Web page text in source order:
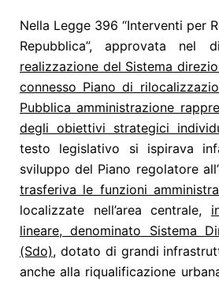
Nella Legge 396 “Interventi per
Repubblica”, approvata nel
realizzazione del Sistema
connesso Piano di
Pubblica amministrazione
degli obiettivi strategici
testo legislativo si ispirava
sviluppo del Piano regolatore
trasferiva le funzioni
localizzate nell’area centrale,
lineare, denominato Sistema
(Sdo), dotato di grandi
anche alla riqualificazione